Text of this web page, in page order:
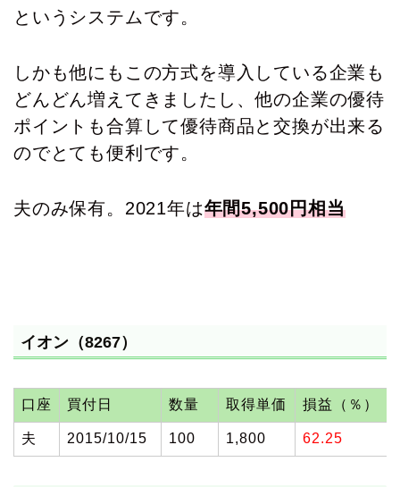
というシステムです。
しかも他にもこの方式を導入している企業も
どんどん増えてきましたし、他の企業の優待
ポイントも合算して優待商品と交換が出来る
のでとても便利です。
夫のみ保有。2021年は年間5,500円相当
イオン（8267）
口座 買付日 数量 取得単価 損益（％）
夫 2015/10/15 100 1,800 62.25